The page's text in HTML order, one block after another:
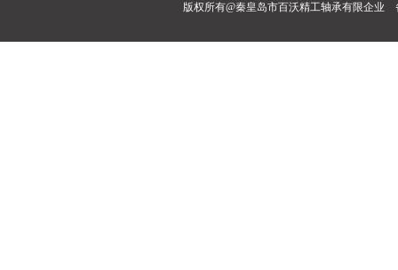
版权所有@秦皇岛市百沃精工轴承有限企业